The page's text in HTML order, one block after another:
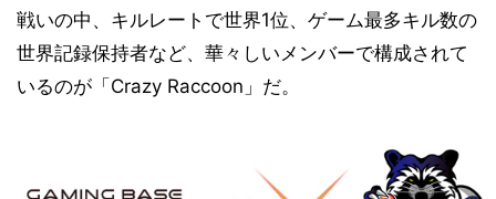
戦いの中、キルレートで世界1位、ゲーム最多キル数の
世界記録保持者など、華々しいメンバーで構成されて
いるのが「Crazy Raccoon」だ。